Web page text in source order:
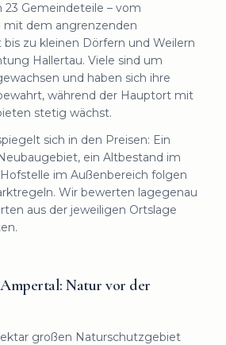
Gemeindeteile – vom
mit dem angrenzenden
zu kleinen Dörfern und Weilern
Hallertau. Viele sind um
und haben sich ihre
während der Hauptort mit
stetig wächst.
sich in den Preisen: Ein
ein Altbestand im
im Außenbereich folgen
Wir bewerten lagegenau
aus der jeweiligen Ortslage
Natur vor der
großen Naturschutzgebiet